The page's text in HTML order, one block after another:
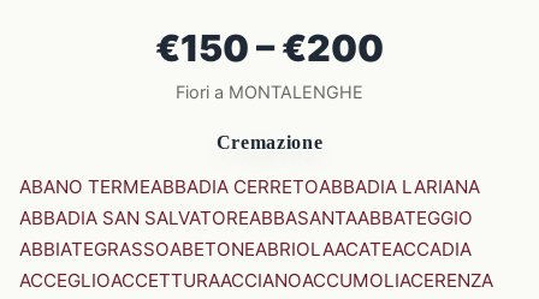
€150 – €200
Fiori a MONTALENGHE
Cremazione
ABANO TERMEABBADIA CERRETOABBADIA LARIANA
ABBADIA SAN SALVATOREABBASANTAABBATEGGIO
ABBIATEGRASSOABETONEABRIOLAACATEACCADIA
ACCEGLIOACCETTURAACCIANOACCUMOLIACERENZA